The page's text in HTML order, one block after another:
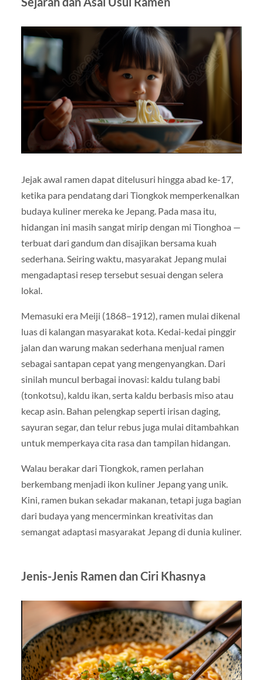
Jejak awal ramen dapat ditelusuri hingga abad ke-17,
ketika para pendatang dari Tiongkok memperkenalkan
budaya kuliner mereka ke Jepang. Pada masa itu,
hidangan ini masih sangat mirip dengan mi Tionghoa —
terbuat dari gandum dan disajikan bersama kuah
sederhana. Seiring waktu, masyarakat Jepang mulai
mengadaptasi resep tersebut sesuai dengan selera
lokal.
Memasuki era Meiji (1868–1912), ramen mulai dikenal
luas di kalangan masyarakat kota. Kedai-kedai pinggir
jalan dan warung makan sederhana menjual ramen
sebagai santapan cepat yang mengenyangkan. Dari
sinilah muncul berbagai inovasi: kaldu tulang babi
(tonkotsu), kaldu ikan, serta kaldu berbasis miso atau
kecap asin. Bahan pelengkap seperti irisan daging,
sayuran segar, dan telur rebus juga mulai ditambahkan
untuk memperkaya cita rasa dan tampilan hidangan.
Walau berakar dari Tiongkok, ramen perlahan
berkembang menjadi ikon kuliner Jepang yang unik.
Kini, ramen bukan sekadar makanan, tetapi juga bagian
dari budaya yang mencerminkan kreativitas dan
semangat adaptasi masyarakat Jepang di dunia kuliner.
Jenis-Jenis Ramen dan Ciri Khasnya